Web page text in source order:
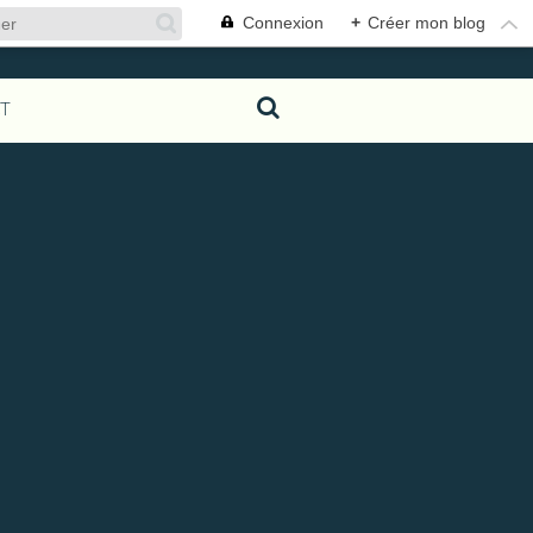
Connexion + Créer mon blog